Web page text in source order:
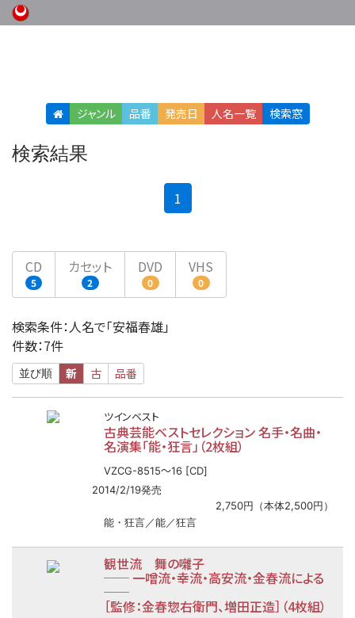
ジャンル 品番 発売日 人名一覧 検索窓
検索結果
1
CD
5
カセット
2
DVD
0
VHS
0
検索条件：人名で「安福春雄」
件数：7件
並び順 新 古 品番
ツインベスト
古典芸能ベストセレクション 名手・名曲・
名演集「能・狂言」（2枚組）
VZCG-8515〜16 [CD]
2014/2/19発売
2,750円（本体2,500円）
能・狂言／能／狂言
観世流 舞の囃子
── 一噌流・幸流・高安流・金春流による
──
［監修：金春惣右衛門、増田正造］（4枚組）